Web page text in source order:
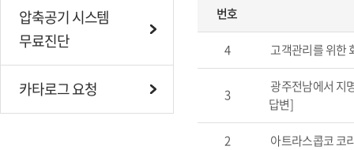
압축공기 시스템
무료진단
카타로그 요청
번호
4 고객관리를 위한
3
광주전남에서 지
답변]
2 아트라스콥코 코